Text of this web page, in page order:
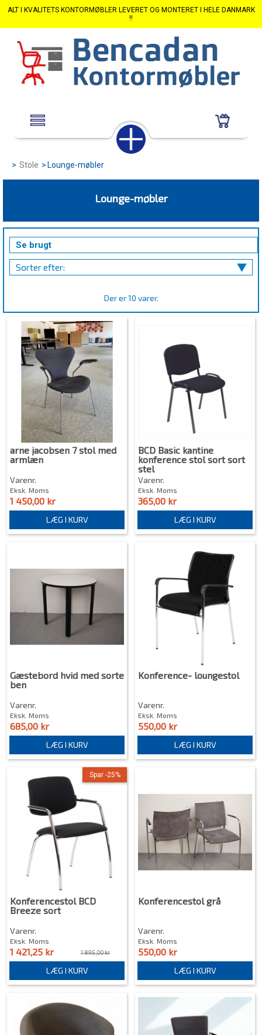
ALT I KVALITETS KONTORMØBLER LEVERET OG MONTERET I HELE DANMARK
!!
> Stole > Lounge-møbler
Lounge-møbler
Se brugt
Sorter efter:
Der er 10 varer.
arne jacobsen 7 stol med
armlæn
Varenr.
Eksk. Moms
1 450,00 kr
LÆG I KURV
BCD Basic kantine
konference stol sort sort
stel
Varenr.
Eksk. Moms
365,00 kr
LÆG I KURV
Gæstebord hvid med sorte
ben
Varenr.
Eksk. Moms
685,00 kr
LÆG I KURV
Konference- loungestol
Varenr.
Eksk. Moms
550,00 kr
LÆG I KURV
Spar -25%
Konferencestol BCD
Breeze sort
Varenr.
Eksk. Moms
1 421,25 kr 1 895,00 kr
LÆG I KURV
Konferencestol grå
Varenr.
Eksk. Moms
550,00 kr
LÆG I KURV